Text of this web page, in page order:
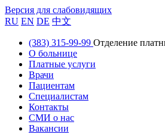
Версия для слабовидящих
RU EN DE 中文
(383) 315-99-99 Отделение
О больнице
Платные услуги
Врачи
Пациентам
Специалистам
Контакты
СМИ о нас
Вакансии